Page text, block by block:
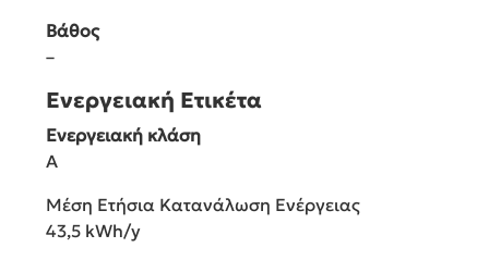
Βάθος
–
Ενεργειακή Ετικέτα
Ενεργειακή κλάση
A
Μέση Ετήσια Κατανάλωση Ενέργειας
43,5 kWh/y